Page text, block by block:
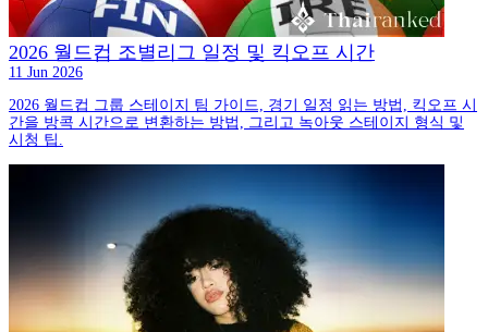
2026 월드컵 조별리그 일정 및 킥오프 시간
11 Jun 2026
2026 월드컵 그룹 스테이지 팀 가이드, 경기 일정 읽는 방법, 킥오프 시
간을 방콕 시간으로 변환하는 방법, 그리고 녹아웃 스테이지 형식 및
시청 팁.